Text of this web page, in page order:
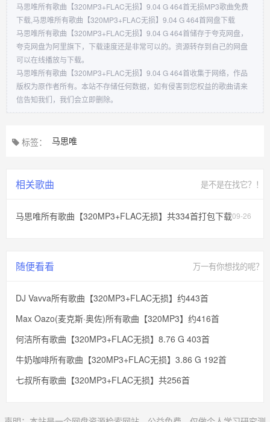
马思唯所有歌曲【320MP3+FLAC无损】9.04 G 464首无损MP3歌曲免费
下载,马思唯所有歌曲【320MP3+FLAC无损】9.04 G 464首网盘下载
马思唯所有歌曲【320MP3+FLAC无损】9.04 G 464首储存于夸克网盘，
夸克网盘为阿里旗下，下载速度还是非常可以的。资源转存到自己的网盘
可以在线播放与下载。
马思唯所有歌曲【320MP3+FLAC无损】9.04 G 464首收集于网络，作品
版权为原作者所有。本站不存储任何数据，如有侵害到您权益的歌曲请来
信告知我们，我们会立即删除。
标签： 马思唯
相关歌曲 是不是在找它？！
09-26
马思唯所有歌曲【320MP3+FLAC无损】共334首打包下载
随便看看 万一有你想找的呢？
DJ Vavva所有歌曲【320MP3+FLAC无损】约443首
Max Oazo(麦克斯·奥佐)所有歌曲【320MP3】约416首
何洁所有歌曲【320MP3+FLAC无损】8.76 G 403首
牛奶咖啡所有歌曲【320MP3+FLAC无损】3.86 G 192首
七叔所有歌曲【320MP3+FLAC无损】共256首